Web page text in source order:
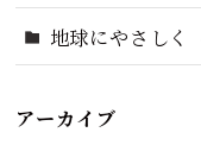
地球にやさしく
アーカイブ